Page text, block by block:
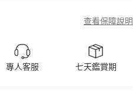
查看保障說明
專人客服 七天鑑賞期